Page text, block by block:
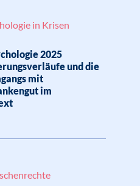
in Krisen
2025
und die
mit
im